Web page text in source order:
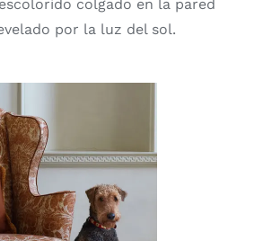
colgado en la pared
por la luz del sol.